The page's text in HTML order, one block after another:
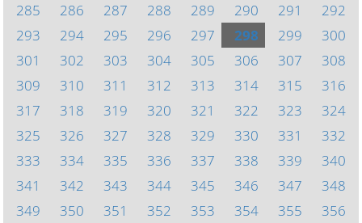
285
286 287 288 289 290 291
292
293
294 295 296 297 298 299
300
301
302 303 304 305 306 307
308
309
310 311 312 313 314 315
316
317
318 319 320 321 322 323
324
325
326 327 328 329 330 331
332
333
334 335 336 337 338 339
340
341
342 343 344 345 346 347
348
349
350 351 352 353 354 355 356